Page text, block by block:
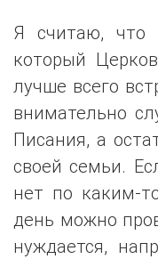
Я считаю, что
который
лучше всего
внимательно
Писания, а
своей семьи.
нет по каким-
день можно
нуждается,